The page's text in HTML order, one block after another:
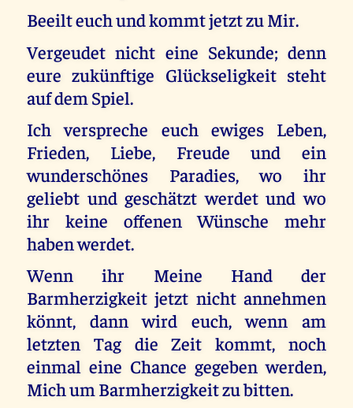
Beeilt euch und kommt jetzt zu Mir.
Vergeudet nicht eine Sekunde; denn
eure zukünftige Glückseligkeit steht
auf dem Spiel.
Ich verspreche euch ewiges Leben,
Frieden, Liebe, Freude und ein
wunderschönes Paradies, wo ihr
geliebt und geschätzt werdet und wo
ihr keine offenen Wünsche mehr
haben werdet.
Wenn ihr Meine Hand der
Barmherzigkeit jetzt nicht annehmen
könnt, dann wird euch, wenn am
letzten Tag die Zeit kommt, noch
einmal eine Chance gegeben werden,
Mich um Barmherzigkeit zu bitten.